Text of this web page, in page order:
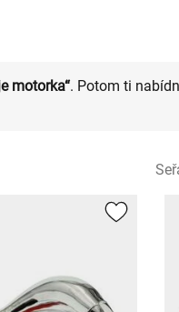
motorka“. Potom ti